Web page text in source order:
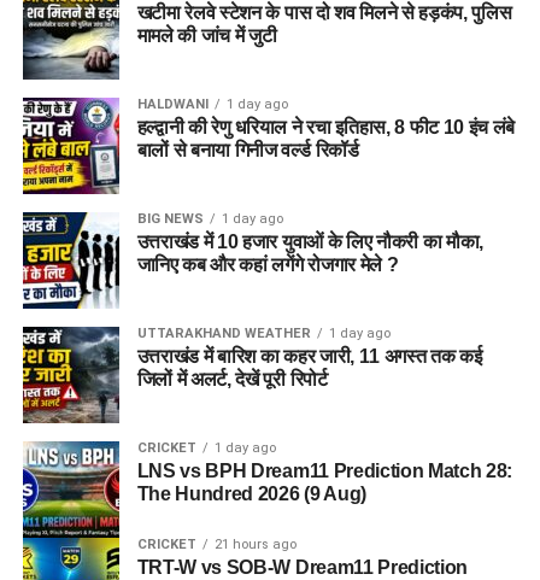
खटीमा रेलवे स्टेशन के पास दो शव मिलने से हड़कंप, पुलिस
मामले की जांच में जुटी
HALDWANI 1 day ago
हल्द्वानी की रेणु धरियाल ने रचा इतिहास, 8 फीट 10 इंच लंबे
बालों से बनाया गिनीज वर्ल्ड रिकॉर्ड
BIG NEWS 1 day ago
उत्तराखंड में 10 हजार युवाओं के लिए नौकरी का मौका,
जानिए कब और कहां लगेंगे रोजगार मेले ?
UTTARAKHAND WEATHER 1 day ago
उत्तराखंड में बारिश का कहर जारी, 11 अगस्त तक कई
जिलों में अलर्ट, देखें पूरी रिपोर्ट
CRICKET 1 day ago
LNS vs BPH Dream11 Prediction Match 28:
The Hundred 2026 (9 Aug)
CRICKET 21 hours ago
TRT-W vs SOB-W Dream11 Prediction